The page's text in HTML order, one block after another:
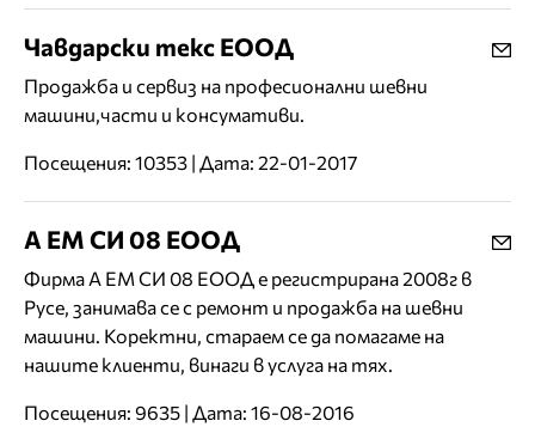
Чавдарски текс ЕООД
Продажба и сервиз на професионални шевни
машини,части и консумативи.
Посещения: 10353 | Дата: 22-01-2017
А ЕМ СИ 08 ЕООД
Фирма А ЕМ СИ 08 ЕООД е регистрирана 2008г в
Русе, занимава се с ремонт и продажба на шевни
машини. Коректни, стараем се да помагаме на
нашите клиенти, винаги в услуга на тях.
Посещения: 9635 | Дата: 16-08-2016